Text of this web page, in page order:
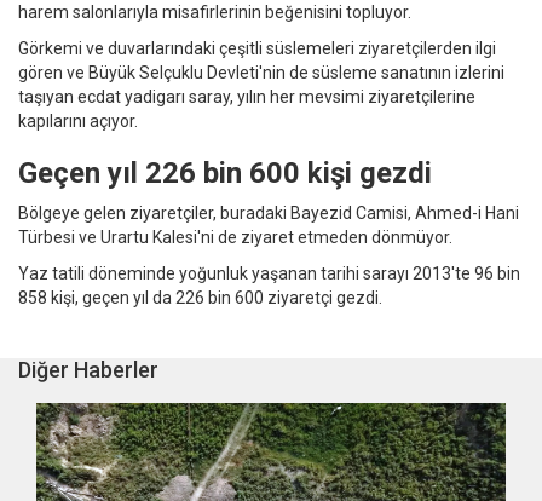
harem salonlarıyla misafirlerinin beğenisini topluyor.
Görkemi ve duvarlarındaki çeşitli süslemeleri ziyaretçilerden ilgi
gören ve Büyük Selçuklu Devleti'nin de süsleme sanatının izlerini
taşıyan ecdat yadigarı saray, yılın her mevsimi ziyaretçilerine
kapılarını açıyor.
Geçen yıl 226 bin 600 kişi gezdi
Bölgeye gelen ziyaretçiler, buradaki Bayezid Camisi, Ahmed-i Hani
Türbesi ve Urartu Kalesi'ni de ziyaret etmeden dönmüyor.
Yaz tatili döneminde yoğunluk yaşanan tarihi sarayı 2013'te 96 bin
858 kişi, geçen yıl da 226 bin 600 ziyaretçi gezdi.
Diğer Haberler